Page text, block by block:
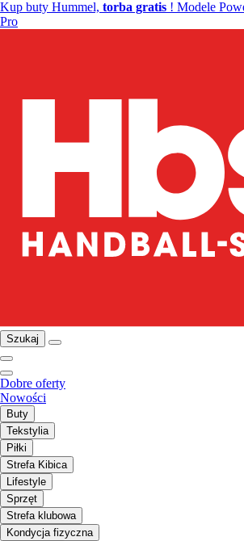
Kup buty Hummel, torba gratis ! Modele
Pro
Szukaj
Dobre oferty
Nowości
Buty
Tekstylia
Piłki
Strefa Kibica
Lifestyle
Sprzęt
Strefa klubowa
Kondycja fizyczna